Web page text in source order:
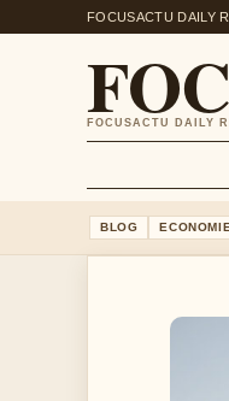
FOCUSACTU DAILY
FOCUSACTU DAILY
BLOG ECONOMIE